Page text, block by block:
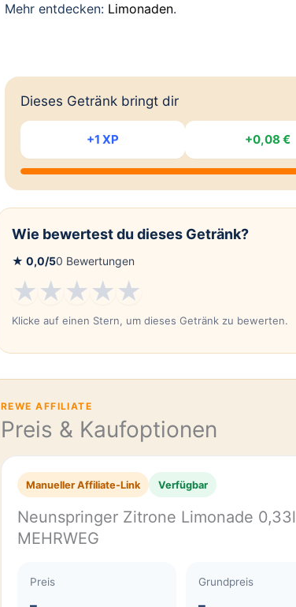
Mehr entdecken: Limonaden.
Dieses Getränk bringt dir
+1 XP +0,08 €
Wie bewertest du dieses Getränk?
★ 0,0/50 Bewertungen
★★★★★
Klicke auf einen Stern, um dieses Getränk zu bewerten.
REWE AFFILIATE
Preis & Kaufoptionen
Manueller Affiliate-Link Verfügbar
Neunspringer Zitrone Limonade 0,33l
MEHRWEG
Preis Grundpreis